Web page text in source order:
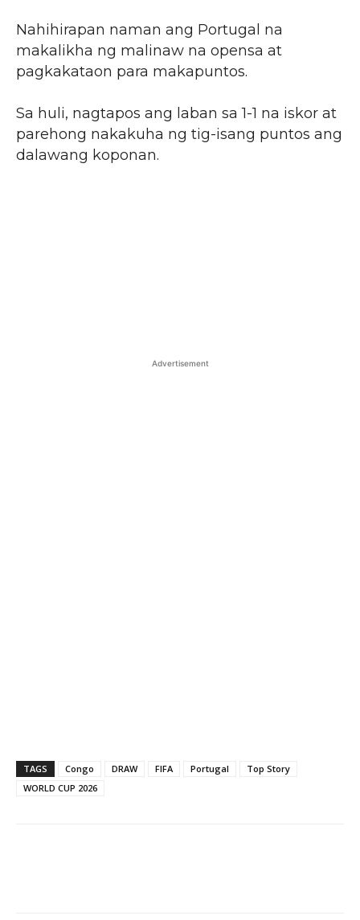
Nahihirapan naman ang Portugal na
makalikha ng malinaw na opensa at
pagkakataon para makapuntos.
Sa huli, nagtapos ang laban sa 1-1 na iskor at
parehong nakakuha ng tig-isang puntos ang
dalawang koponan.
Advertisement
TAGS Congo DRAW FIFA Portugal
Top Story
WORLD CUP 2026